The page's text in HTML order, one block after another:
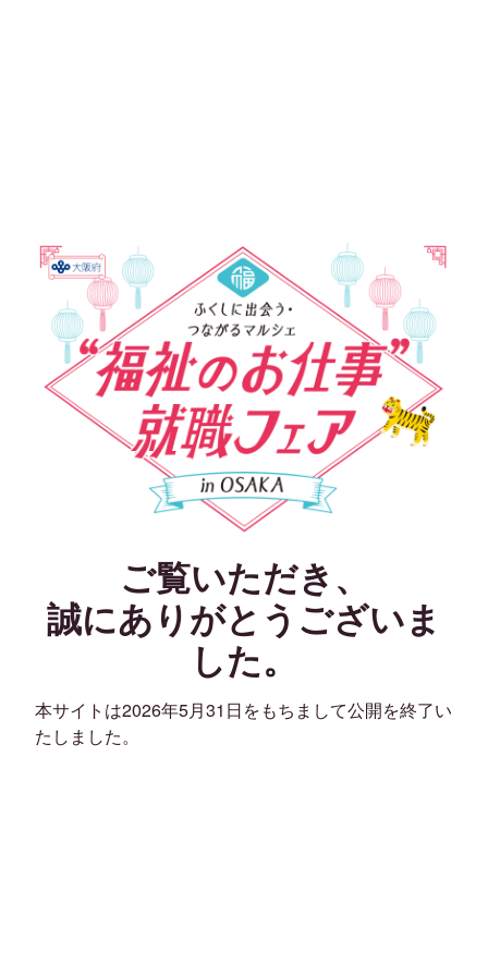
ご覧いただき、
誠にありがとうございま
した。
本サイトは2026年5月31日をもちまして公開を終了い
たしました。